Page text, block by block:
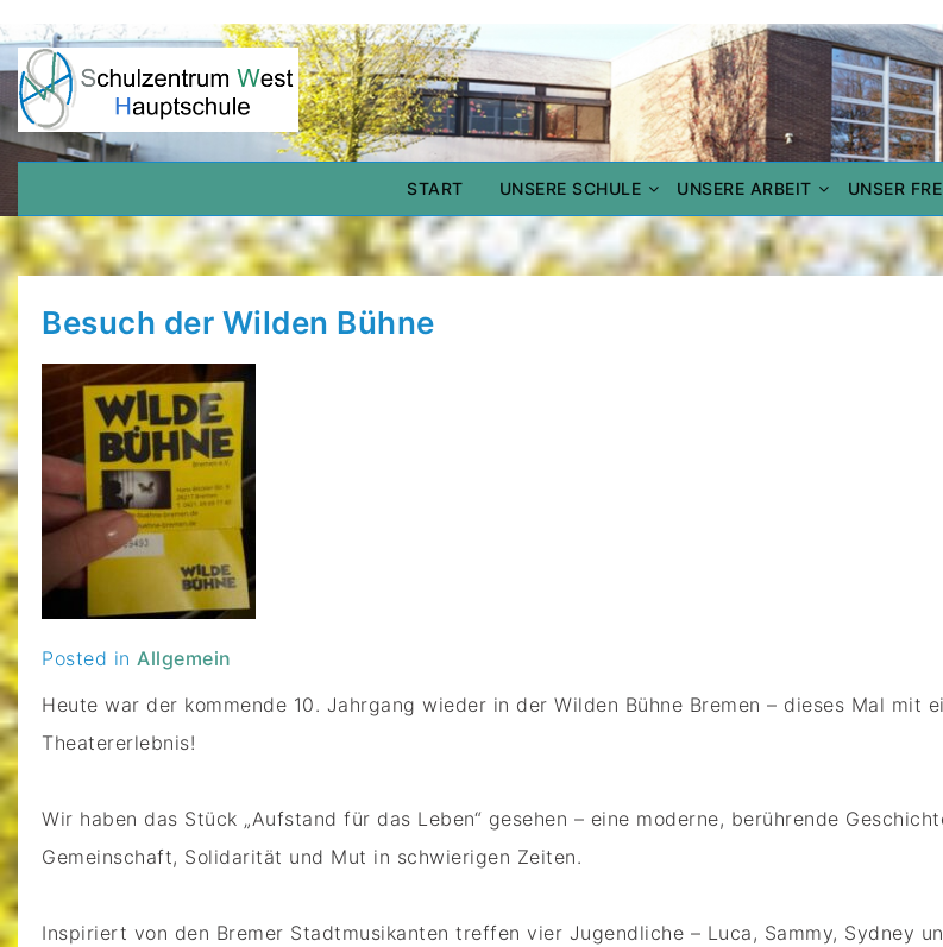
content
START UNSERE SCHULE UNSERE ARBEIT UNSER
HAUPTSCHULE
WEST
Schulzentrum West Delmenhorst
Besuch der Wilden Bühne
Posted in Allgemein
Heute war der kommende 10. Jahrgang wieder in der Wilden Bühne Bremen – dieses Mal mit
Theatererlebnis!
Wir haben das Stück „Aufstand für das Leben“ gesehen – eine moderne, berührende
Gemeinschaft, Solidarität und Mut in schwierigen Zeiten.
Inspiriert von den Bremer Stadtmusikanten treffen vier Jugendliche – Luca, Sammy, Sydney